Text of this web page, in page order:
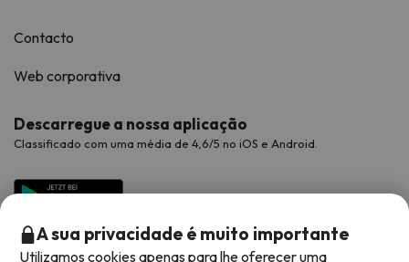
Contacto
Web corporativa
Descarregue a nossa aplicação
Classificado com uma média de 4,6/5 no iOS e Android.
A sua privacidade é muito importante
Utilizamos cookies apenas para lhe oferecer uma